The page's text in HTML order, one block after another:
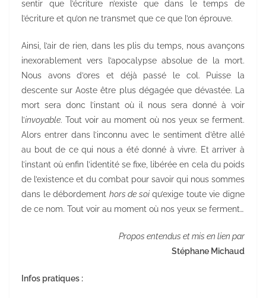
sentir que l’écriture n’existe que dans le temps de
l’écriture et qu’on ne transmet que ce que l’on éprouve.
Ainsi, l’air de rien, dans les plis du temps, nous avançons
inexorablement vers l’apocalypse absolue de la mort.
Nous avons d’ores et déjà passé le col. Puisse la
descente sur Aoste être plus dégagée que dévastée. La
mort sera donc l’instant où il nous sera donné à voir
l’invoyable. Tout voir au moment où nos yeux se ferment.
Alors entrer dans l’inconnu avec le sentiment d’être allé
au bout de ce qui nous a été donné à vivre. Et arriver à
l’instant où enfin l’identité se fixe, libérée en cela du poids
de l’existence et du combat pour savoir qui nous sommes
dans le débordement hors de soiqu’exige toute vie digne
de ce nom. Tout voir au moment où nos yeux se ferment…
Propos entendus et mis en lien par
Stéphane Michaud
Infos pratiques :